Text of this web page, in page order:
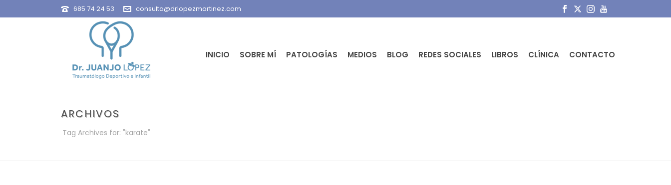
685 74 24 53 consulta@drlopezmartinez.com
INICIO SOBRE MÍ PATOLOGÍAS MEDIOS BLOG REDES SOCIALES LIBROS CLÍNICA CONTACTO
ARCHIVOS
Tag Archives for: "karate"